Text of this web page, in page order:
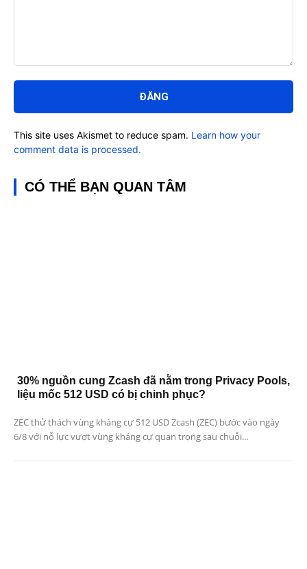
luận:
This site uses Akismet to reduce spam. Learn how your
comment data is processed.
CÓ THỂ BẠN QUAN TÂM
30% nguồn cung Zcash đã nằm trong Privacy Pools,
liệu mốc 512 USD có bị chinh phục?
ZEC thử thách vùng kháng cự 512 USD Zcash (ZEC) bước vào ngày
6/8 với nỗ lực vượt vùng kháng cự quan trọng sau chuỗi...